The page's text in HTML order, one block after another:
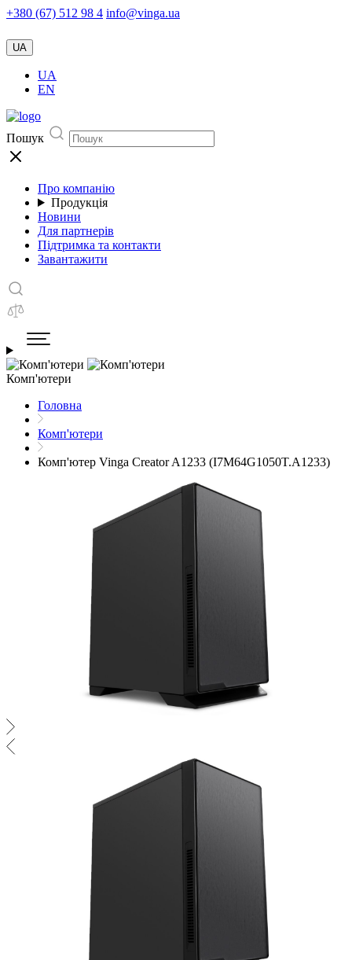
+380 (67) 512 98 4 info@vinga.ua
UA
UA
EN
Пошук
Про компанію
Продукція
Новини
Для партнерів
Підтримка та контакти
Завантажити
Комп'ютери
Головна
Комп'ютери
Комп'ютер Vinga Creator A1233 (I7M64G1050T.A1233)